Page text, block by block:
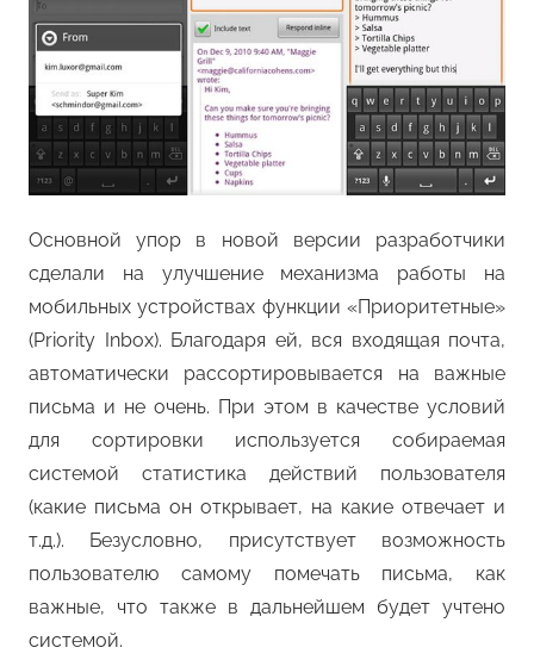
Основной упор в новой версии разработчики
сделали на улучшение механизма работы на
мобильных устройствах функции «Приоритетные»
(Priority Inbox). Благодаря ей, вся входящая почта,
автоматически рассортировывается на важные
письма и не очень. При этом в качестве условий
для сортировки используется собираемая
системой статистика действий пользователя
(какие письма он открывает, на какие отвечает и
т.д.). Безусловно, присутствует возможность
пользователю самому помечать письма, как
важные, что также в дальнейшем будет учтено
системой.